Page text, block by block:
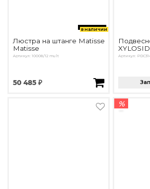
в наличии
Люстра на штанге Matisse
Matisse
Артикул: 10008/12 mult
50 485 ₽
Артикул:
%